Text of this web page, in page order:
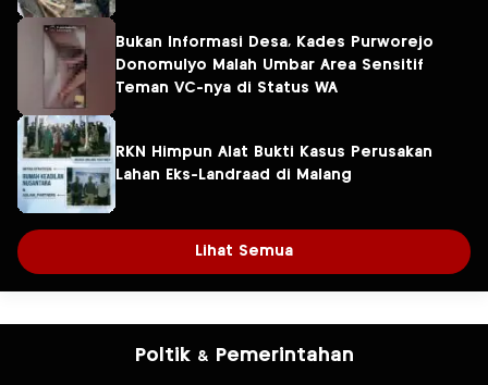
Bukan Informasi Desa, Kades Purworejo
Donomulyo Malah Umbar Area Sensitif
Teman VC-nya di Status WA
RKN Himpun Alat Bukti Kasus Perusakan
Lahan Eks-Landraad di Malang
Lihat Semua
Poltik & Pemerintahan